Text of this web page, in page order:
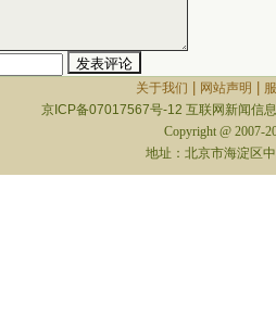
关于我们 | 网站声明 |
京ICP备07017567号-12 互联网新闻信
Copyright @ 2007-
地址：北京市海淀区